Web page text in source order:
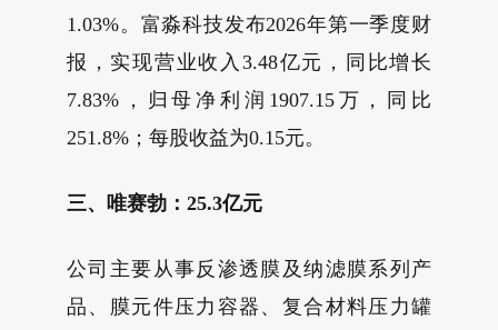
1.03%。富淼科技发布2026年第一季度财
报，实现营业收入3.48亿元，同比增长
7.83%，归母净利润1907.15万，同比
251.8%；每股收益为0.15元。
三、唯赛勃：25.3亿元
公司主要从事反渗透膜及纳滤膜系列产
品、膜元件压力容器、复合材料压力罐